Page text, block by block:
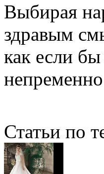
Выбирая
здравым
как если
Статьи по